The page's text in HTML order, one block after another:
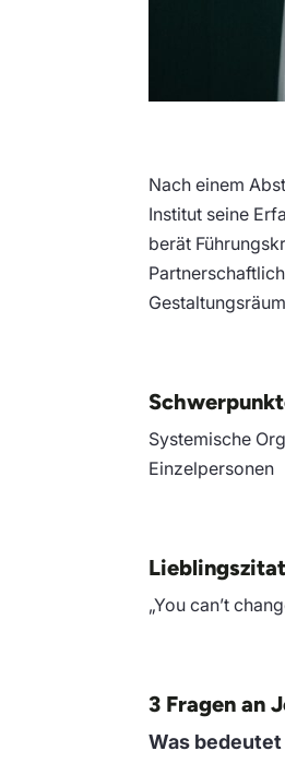
Nach einem
Institut seine
berät
Systemische
Einzelpersonen
Lieblingszitat
„You can’t
3 Fragen an
Was